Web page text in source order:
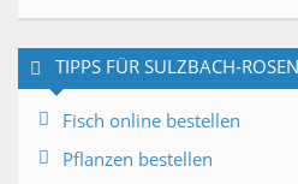
TIPPS FÜR SULZBACH-
Fisch online bestellen
Pflanzen bestellen